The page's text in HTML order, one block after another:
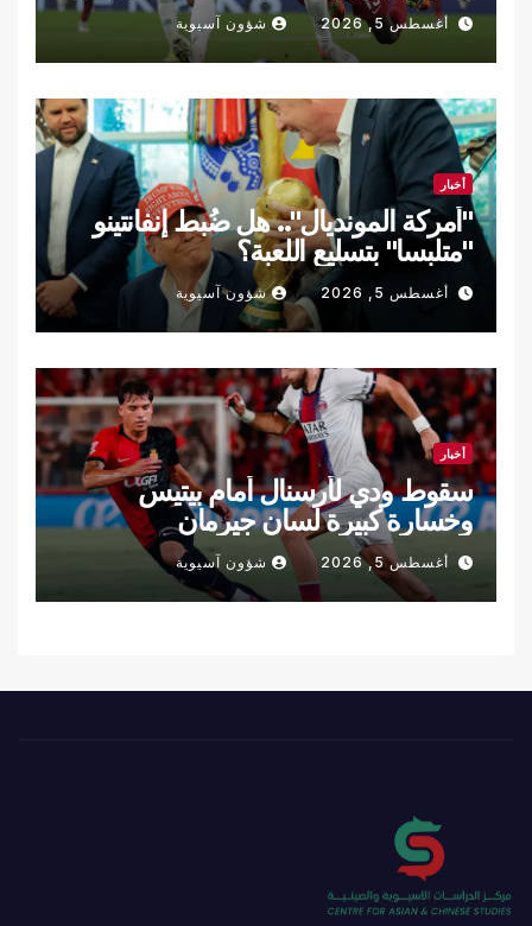
أغسطس 5, 2026 شؤون آسيوية
أخبار
"أمركة المونديال".. هل ضُبط إنفانتينو
"متلبسا" بتسليع اللعبة؟
أغسطس 5, 2026 شؤون آسيوية
أخبار
سقوط ودي لأرسنال أمام بيتيس
وخسارة كبيرة لسان جيرمان
أغسطس 5, 2026 شؤون آسيوية